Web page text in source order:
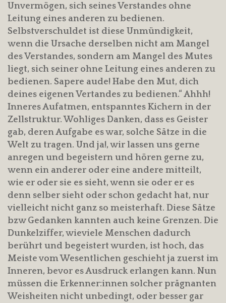
Unvermögen, sich seines Verstandes ohne
Leitung eines anderen zu bedienen.
Selbstverschuldet ist diese Unmündigkeit,
wenn die Ursache derselben nicht am Mangel
des Verstandes, sondern am Mangel des Mutes
liegt, sich seiner ohne Leitung eines anderen zu
bedienen. Sapere aude! Habe den Mut, dich
deines eigenen Vertandes zu bedienen.“ Ahhh!
Inneres Aufatmen, entspanntes Kichern in der
Zellstruktur. Wohliges Danken, dass es Geister
gab, deren Aufgabe es war, solche Sätze in die
Welt zu tragen. Und ja!, wir lassen uns gerne
anregen und begeistern und hören gerne zu,
wenn ein anderer oder eine andere mitteilt,
wie er oder sie es sieht, wenn sie oder er es
denn selber sieht oder schon gedacht hat, nur
vielleicht nicht ganz so meisterhaft. Diese Sätze
bzw Gedanken kannten auch keine Grenzen. Die
Dunkelziffer, wieviele Menschen dadurch
berührt und begeistert wurden, ist hoch, das
Meiste vom Wesentlichen geschieht ja zuerst im
Inneren, bevor es Ausdruck erlangen kann. Nun
müssen die Erkenner:innen solcher prägnanten
Weisheiten nicht unbedingt, oder besser gar